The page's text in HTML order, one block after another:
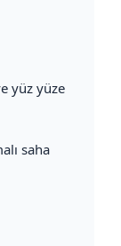
yüz yüze
saha